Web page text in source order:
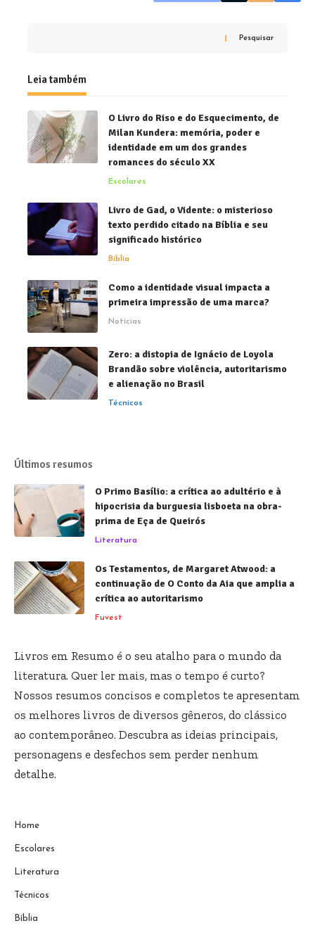
Pesquisar
Leia também
O Livro do Riso e do Esquecimento, de
Milan Kundera: memória, poder e
identidade em um dos grandes
romances do século XX
Escolares
Livro de Gad, o Vidente: o misterioso
texto perdido citado na Bíblia e seu
significado histórico
Bíblia
Como a identidade visual impacta a
primeira impressão de uma marca?
Notícias
Zero: a distopia de Ignácio de Loyola
Brandão sobre violência, autoritarismo
e alienação no Brasil
Técnicos
Últimos resumos
O Primo Basílio: a crítica ao adultério e à
hipocrisia da burguesia lisboeta na obra-
prima de Eça de Queirós
Literatura
Os Testamentos, de Margaret Atwood: a
continuação de O Conto da Aia que amplia a
crítica ao autoritarismo
Fuvest
Livros em Resumo é o seu atalho para o mundo da
literatura. Quer ler mais, mas o tempo é curto?
Nossos resumos concisos e completos te apresentam
os melhores livros de diversos gêneros, do clássico
ao contemporâneo. Descubra as ideias principais,
personagens e desfechos sem perder nenhum
detalhe.
Home
Escolares
Literatura
Técnicos
Bíblia